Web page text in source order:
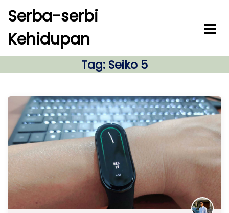
c
Serba-serbi
Kehidupan
Tag: Seiko 5